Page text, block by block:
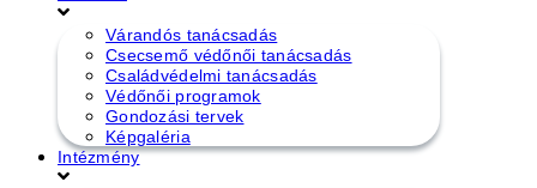
Várandós tanácsadás
Csecsemő védőnői tanácsadás
Családvédelmi tanácsadás
Védőnői programok
Gondozási tervek
Képgaléria
Intézmény